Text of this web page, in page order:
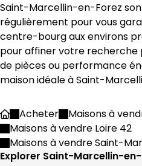
Saint-Marcellin-en-Forez - 42680
Maison • 5 pièces • 113 m²
DPE :
B 3 chambres
,
Terrain 190 m² 1 Terrasse
Saint-Marcellin-en-Forez
régulièrement pour vous
centre-bourg aux environs
pour affiner votre recherche
de pièces ou performance
maison idéale à Saint-
AccueilAcheter
Maisons à
Maisons à vendre Loire 42
Maisons à vendre Saint-
Explorer Saint-Marcellin-